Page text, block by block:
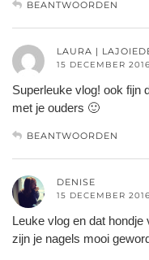
BEANTWOORDEN
LAURA |
15 DECEMBER
Superleuke vlog! ook fijn
met je ouders 🙂
BEANTWOORDEN
DENISE
15 DECEMBER
Leuke vlog en dat
zijn je nagels mooi